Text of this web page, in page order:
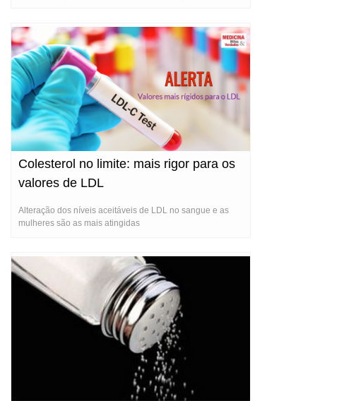
Colesterol no limite: mais rigor para os
valores de LDL
Alteração dos níveis aceitáveis de LDL no sangue e as
mulheres são as mais atingidas